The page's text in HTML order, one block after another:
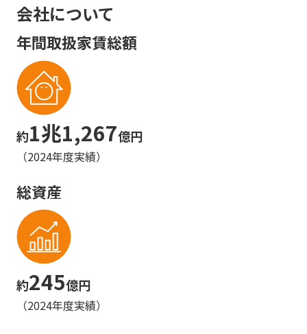
会社について
年間取扱家賃総額
約1兆1,267億円
（2024年度実績）
総資産
約245億円
（2024年度実績）